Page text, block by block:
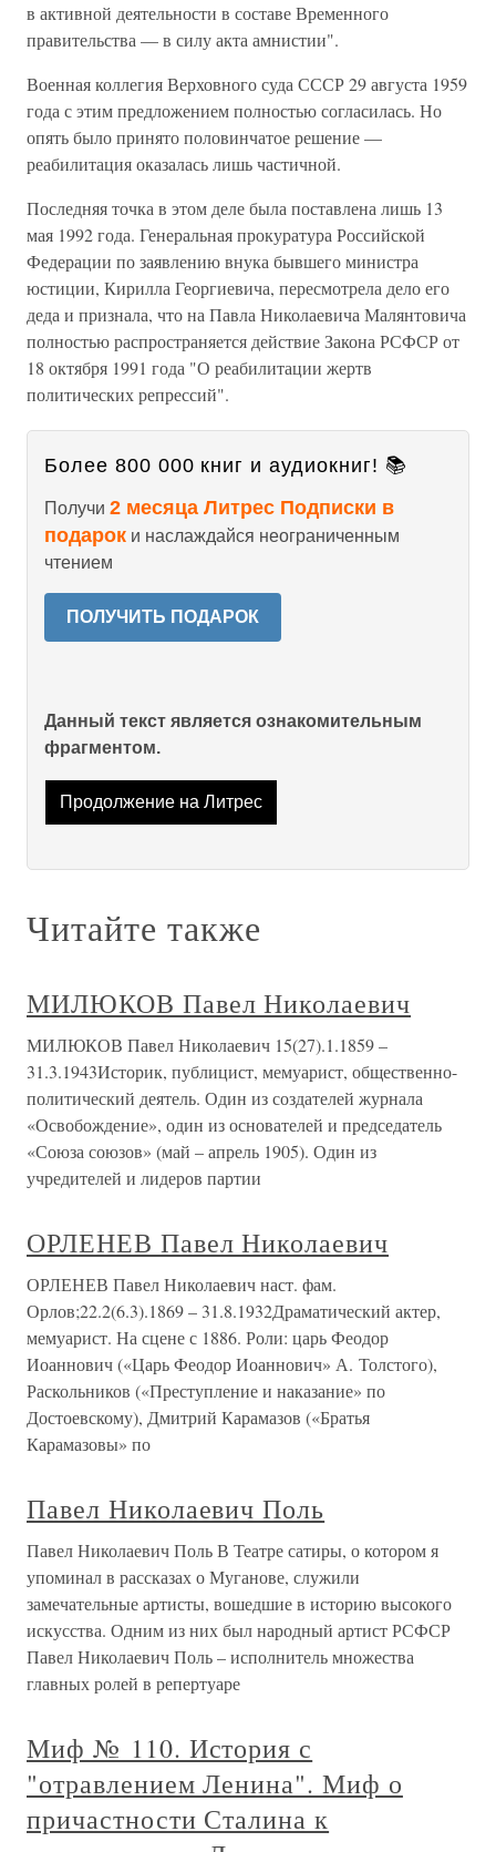
в активной деятельности в составе Временного
правительства — в силу акта амнистии".
Военная коллегия Верховного суда СССР 29 августа 1959
года с этим предложением полностью согласилась. Но
опять было принято половинчатое решение —
реабилитация оказалась лишь частичной.
Последняя точка в этом деле была поставлена лишь 13
мая 1992 года. Генеральная прокуратура Российской
Федерации по заявлению внука бывшего министра
юстиции, Кирилла Георгиевича, пересмотрела дело его
деда и признала, что на Павла Николаевича Малянтовича
полностью распространяется действие Закона РСФСР от
18 октября 1991 года "О реабилитации жертв
политических репрессий".
Более 800 000 книг и аудиокниг! 📚
Получи 2 месяца Литрес Подписки в
подарок и наслаждайся неограниченным
чтением
ПОЛУЧИТЬ ПОДАРОК
Данный текст является ознакомительным
фрагментом.
Продолжение на Литрес
Читайте также
МИЛЮКОВ Павел Николаевич
МИЛЮКОВ Павел Николаевич 15(27).1.1859 –
31.3.1943Историк, публицист, мемуарист, общественно-
политический деятель. Один из создателей журнала
«Освобождение», один из основателей и председатель
«Союза союзов» (май – апрель 1905). Один из
учредителей и лидеров партии
ОРЛЕНЕВ Павел Николаевич
ОРЛЕНЕВ Павел Николаевич наст. фам.
Орлов;22.2(6.3).1869 – 31.8.1932Драматический актер,
мемуарист. На сцене с 1886. Роли: царь Феодор
Иоаннович («Царь Феодор Иоаннович» А. Толстого),
Раскольников («Преступление и наказание» по
Достоевскому), Дмитрий Карамазов («Братья
Карамазовы» по
Павел Николаевич Поль
Павел Николаевич Поль В Театре сатиры, о котором я
упоминал в рассказах о Муганове, служили
замечательные артисты, вошедшие в историю высокого
искусства. Одним из них был народный артист РСФСР
Павел Николаевич Поль – исполнитель множества
главных ролей в репертуаре
Миф № 110. История с
"отравлением Ленина". Миф о
причастности Сталина к